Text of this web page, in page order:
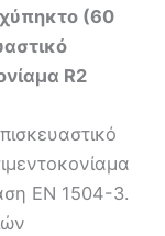
(60
R2
ΕΝ 1504-3.